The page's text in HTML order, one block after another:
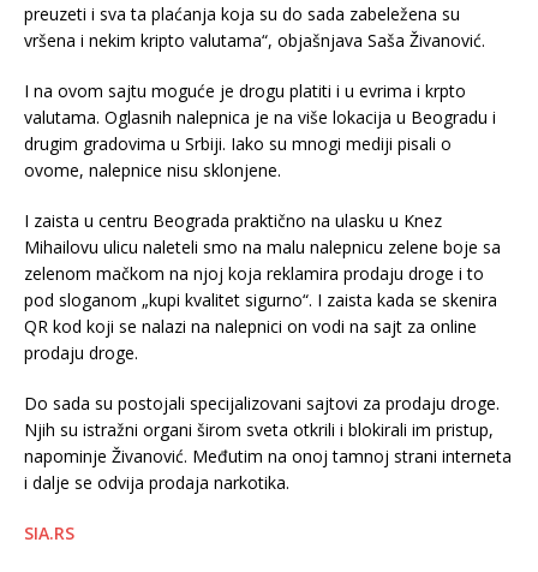
preuzeti i sva ta plaćanja koja su do sada zabeležena su
vršena i nekim kripto valutama“, objašnjava Saša Živanović.
I na ovom sajtu moguće je drogu platiti i u evrima i krpto
valutama. Oglasnih nalepnica je na više lokacija u Beogradu i
drugim gradovima u Srbiji. Iako su mnogi mediji pisali o
ovome, nalepnice nisu sklonjene.
I zaista u centru Beograda praktično na ulasku u Knez
Mihailovu ulicu naleteli smo na malu nalepnicu zelene boje sa
zelenom mačkom na njoj koja reklamira prodaju droge i to
pod sloganom „kupi kvalitet sigurno“. I zaista kada se skenira
QR kod koji se nalazi na nalepnici on vodi na sajt za online
prodaju droge.
Do sada su postojali specijalizovani sajtovi za prodaju droge.
Njih su istražni organi širom sveta otkrili i blokirali im pristup,
napominje Živanović. Međutim na onoj tamnoj strani interneta
i dalje se odvija prodaja narkotika.
SIA.RS